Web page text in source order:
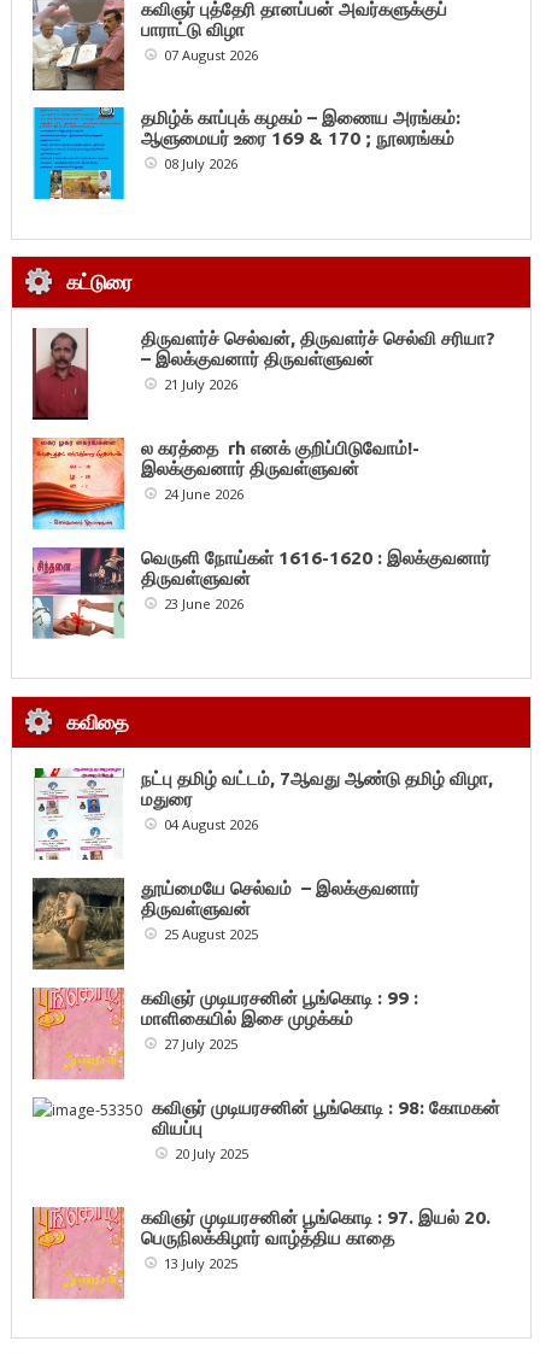
கவிஞர் புத்தேரி தானப்பன் அவர்களுக்குப்
பாராட்டு விழா
07 August 2026
தமிழ்க் காப்புக் கழகம் – இணைய அரங்கம்:
ஆளுமையர் உரை 169 & 170 ; நூலரங்கம்
08 July 2026
கட்டுரை
திருவளர்ச் செல்வன், திருவளர்ச் செல்வி சரியா?
– இலக்குவனார் திருவள்ளுவன்
21 July 2026
ல கரத்தை rh எனக் குறிப்பிடுவோம்!-
இலக்குவனார் திருவள்ளுவன்
24 June 2026
வெருளி நோய்கள் 1616-1620 : இலக்குவனார்
திருவள்ளுவன்
23 June 2026
கவிதை
நட்பு தமிழ் வட்டம், 7ஆவது ஆண்டு தமிழ் விழா,
மதுரை
04 August 2026
தூய்மையே செல்வம் – இலக்குவனார்
திருவள்ளுவன்
25 August 2025
கவிஞர் முடியரசனின் பூங்கொடி : 99 :
மாளிகையில் இசை முழக்கம்
27 July 2025
கவிஞர் முடியரசனின் பூங்கொடி : 98: கோமகன்
வியப்பு
20 July 2025
கவிஞர் முடியரசனின் பூங்கொடி : 97. இயல் 20.
பெருநிலக்கிழார் வாழ்த்திய காதை
13 July 2025